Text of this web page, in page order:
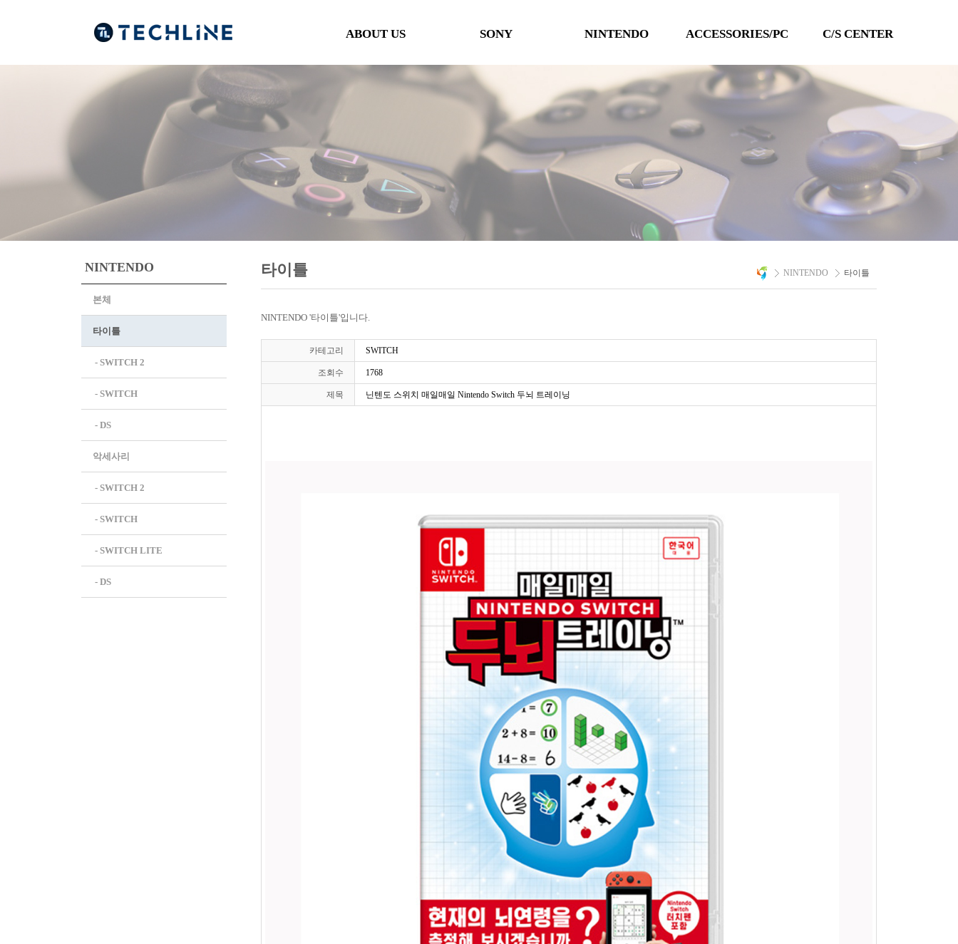
ABOUT US
행사일정
제휴 및 협력제안
SONY
타이틀
악세사리
NINTENDO
타이틀
악세사리
ACCESSORIES/PC
TECHLINE
PC 타이틀
C/S CENTER
이벤트
Q&A
자료실
A/S 문의
NINTENDO
본체
타이틀
- SWITCH 2
- SWITCH
- DS
악세사리
- SWITCH 2
- SWITCH
- SWITCH LITE
- DS
NINTENDO 타이틀
타이틀
NINTENDO '타이틀'입니다.
카테고리 SWITCH
조회수 1768
제목 닌텐도 스위치 매일매일 Nintendo Switch 두뇌 트레이닝